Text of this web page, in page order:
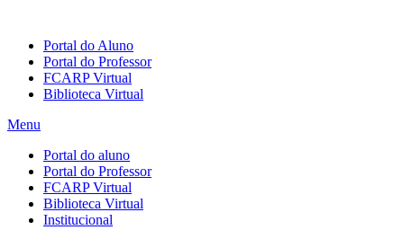
Portal do Aluno
Portal do Professor
FCARP Virtual
Biblioteca Virtual
Menu
Portal do aluno
Portal do Professor
FCARP Virtual
Biblioteca Virtual
Institucional